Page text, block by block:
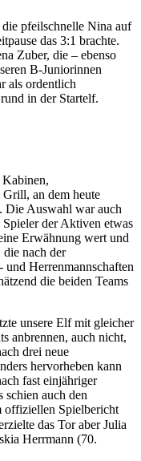
pfeilschnelle Nina auf
das 3:1 brachte.
Zuber, die – ebenso
B-Juniorinnen
als ordentlich
in der Startelf.
Kabinen,
an dem heute
Die Auswahl war auch
der Aktiven etwas
Erwähnung wert und
nach der
und Herrenmannschaften
die beiden Teams
unsere Elf mit gleicher
anbrennen, auch nicht,
drei neue
hervorheben kann
fast einjähriger
schien auch den
offiziellen Spielbericht
das Tor aber Julia
Herrmann (70.